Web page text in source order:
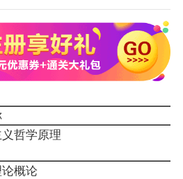
哲学原理
论概论